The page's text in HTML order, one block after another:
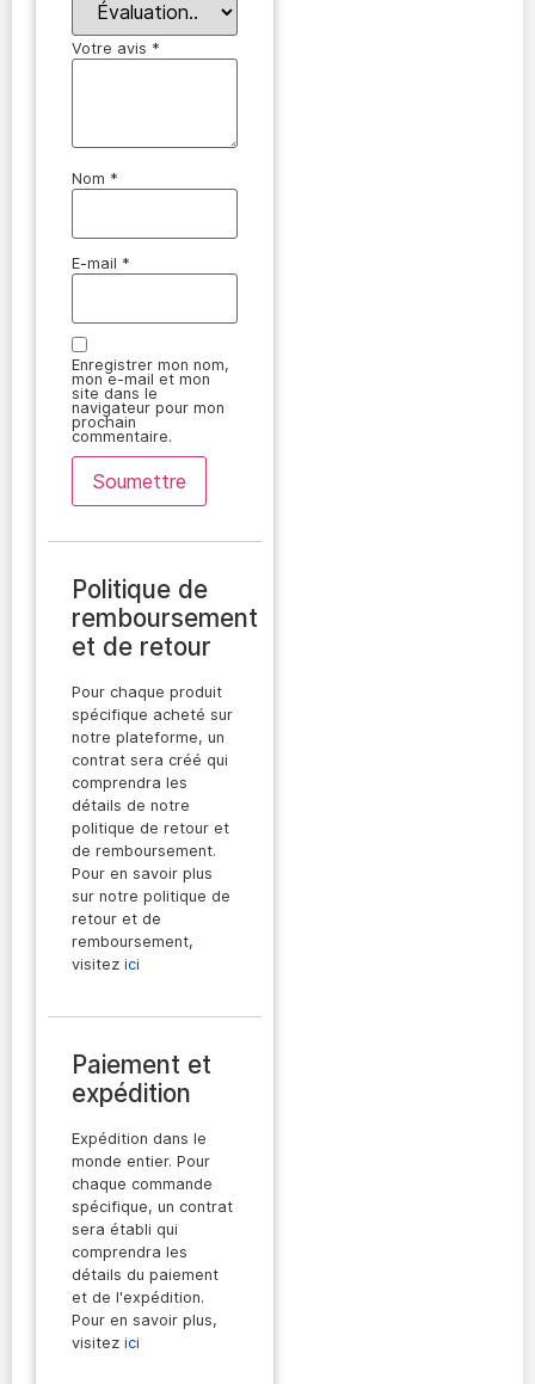
Votre avis *
Nom *
E-mail *
Enregistrer mon nom,
mon e-mail et mon
site dans le
navigateur pour mon
prochain
commentaire.
Politique de
remboursement
et de retour
Pour chaque produit
spécifique acheté sur
notre plateforme, un
contrat sera créé qui
comprendra les
détails de notre
politique de retour et
de remboursement.
Pour en savoir plus
sur notre politique de
retour et de
remboursement,
visitez ici
Paiement et
expédition
Expédition dans le
monde entier. Pour
chaque commande
spécifique, un contrat
sera établi qui
comprendra les
détails du paiement
et de l'expédition.
Pour en savoir plus,
visitez ici